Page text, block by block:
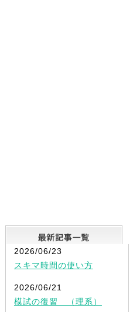
2026/06/23
スキマ時間の使い方
2026/06/21
模試の復習 （理系）